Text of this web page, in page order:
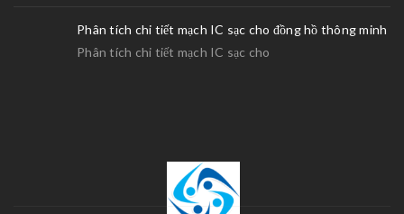
Phân tích chi tiết mạch IC sạc cho đồng hồ thông minh
Phân tích chi tiết mạch IC sạc cho